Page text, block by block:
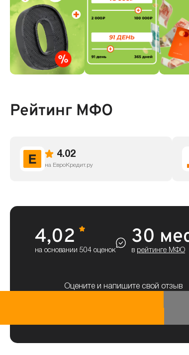
Рейтинг МФО
4.02
на ЕвроКредит.ру
4,02
на основании 504 оценок
30
в рейтинге МФО
Оцените и напишите свой отзыв